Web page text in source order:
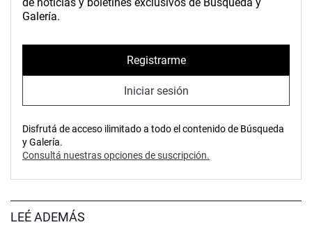
Galería.
Registrarme
Iniciar sesión
Disfrutá de acceso ilimitado a todo el contenido de Búsqueda
y Galería.
Consultá nuestras opciones de suscripción.
LEÉ ADEMÁS